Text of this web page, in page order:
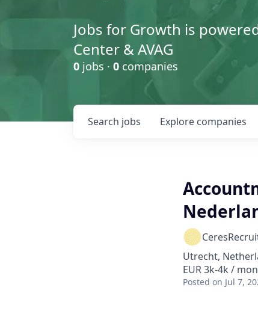
Jobs for Growth is
Center & AVAG
0 jobs · 0 companies
Search jobs Explore companies
Utrecht,
EUR 3k-4k /
Posted on Jul 7,